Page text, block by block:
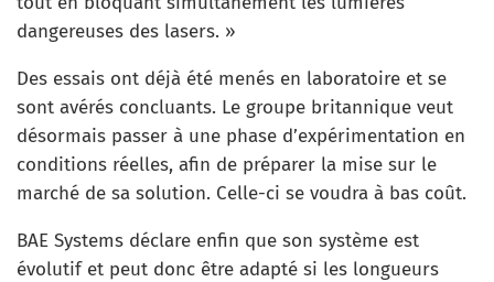
dangereuses des lasers. »
Des essais ont déjà été menés en laboratoire et se
sont avérés concluants. Le groupe britannique veut
désormais passer à une phase d’expérimentation en
conditions réelles, afin de préparer la mise sur le
marché de sa solution. Celle-ci se voudra à bas coût.
BAE Systems déclare enfin que son système est
évolutif et peut donc être adapté si les longueurs